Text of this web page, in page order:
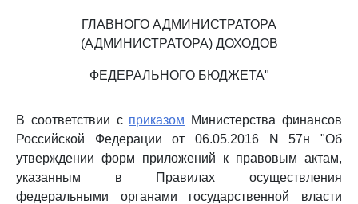
ГЛАВНОГО АДМИНИСТРАТОРА
(АДМИНИСТРАТОРА) ДОХОДОВ
ФЕДЕРАЛЬНОГО БЮДЖЕТА"
В соответствии с приказом Министерства финансов
Российской Федерации от 06.05.2016 N 57н "Об
утверждении форм приложений к правовым актам,
указанным в Правилах осуществления
федеральными органами государственной власти